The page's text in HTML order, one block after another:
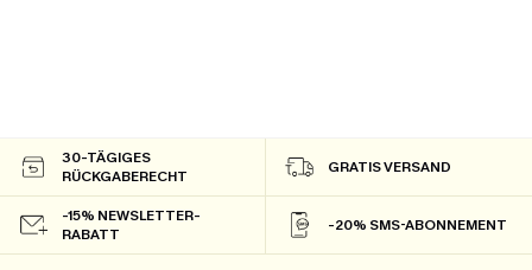
30-TÄGIGES
RÜCKGABERECHT
GRATIS VERSAND
-15% NEWSLETTER-
RABATT
-20% SMS-ABONNEMENT